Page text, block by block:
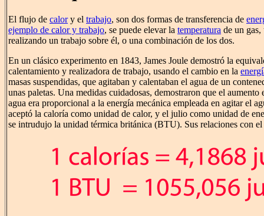
El flujo de calory el trabajo, son dos formas de transferencia de
ejemplo de calor y trabajo, se puede elevar la temperatura de un
realizando un trabajo sobre él, o una combinación de los dos.
En un clásico experimento en 1843, James Joule demostró la
calentamiento y realizadora de trabajo, usando el cambio en la
masas suspendidas, que agitaban y calentaban el agua de un
unas paletas. Una medidas cuidadosas, demostraron que el aumento
agua era proporcional a la energía mecánica empleada en agitar el
aceptó la caloría como unidad de calor, y el julio como unidad de
se intrudujo la unidad térmica británica (BTU). Sus relaciones con